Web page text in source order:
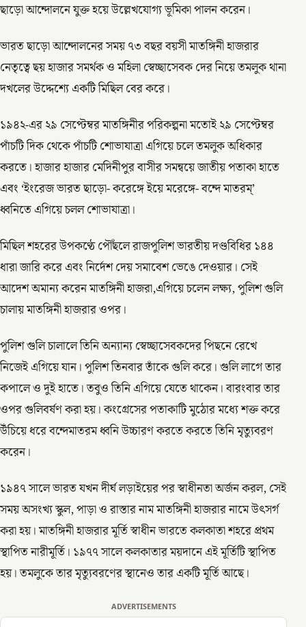
ছাড়ো আন্দোলনে যুক্ত হয়ে উল্লেখযোগ্য ভূমিকা পালন করেন।
ভারত ছাড়ো আন্দোলনের সময় ৭৩ বছর বয়সী মাতঙ্গিনী হাজরার
নেতৃত্বে ছয় হাজার সমর্থক ও মহিলা স্বেচ্ছাসেবক দের নিয়ে তমলুক থানা
দখলের উদ্দেশ্যে একটি মিছিল বের করে।
১৯৪২-এর ২৯ সেপ্টেম্বর মাতঙ্গিনীর পরিকল্পনা মতোই ২৯ সেপ্টেম্বর
পাঁচটি দিক থেকে পাঁচটি শোভাযাত্রা এগিয়ে চলে তমলুক অধিকার
করতে। হাজার হাজার মেদিনীপুর বাসীর সমন্বয়ে জাতীয় পতাকা হাতে
এবং ‘ইংরেজ ভারত ছাড়ো- করেঙ্গে ইয়ে মরেঙ্গে- বন্দে মাতরম্’
ধ্বনিতে এগিয়ে চলল শোভাযাত্রা।
মিছিল শহরের উপকণ্ঠে পৌঁছলে রাজপুলিশ ভারতীয় দণ্ডবিধির ১৪৪
ধারা জারি করে এবং নির্দেশ দেয় সমাবেশ ভেঙে দেওয়ার। সেই
আদেশ অমান্য করেন মাতঙ্গিনী হাজরা,এগিয়ে চলেন লক্ষ্য, পুলিশ গুলি
চালায় মাতঙ্গিনী হাজরার ওপর।
পুলিশ গুলি চালালে তিনি অন্যান্য স্বেচ্ছাসেবকদের পিছনে রেখে
নিজেই এগিয়ে যান। পুলিশ তিনবার তাঁকে গুলি করে। গুলি লাগে তার
কপালে ও দুই হাতে। তবুও তিনি এগিয়ে যেতে থাকেন। বারংবার তার
ওপর গুলিবর্ষণ করা হয়। কংগ্রেসের পতাকাটি মুঠোর মধ্যে শক্ত করে
উঁচিয়ে ধরে বন্দেমাতরম ধ্বনি উচ্চারণ করতে করতে তিনি মৃত্যুবরণ
করেন।
১৯৪৭ সালে ভারত যখন দীর্ঘ লড়াইয়ের পর স্বাধীনতা অর্জন করল, সেই
সময় অসংখ্য স্কুল, পাড়া ও রাস্তার নাম মাতঙ্গিনী হাজরার নামে উৎসর্গ
করা হয়। মাতঙ্গিনী হাজরার মূর্তি স্বাধীন ভারতে কলকাতা শহরে প্রথম
স্থাপিত নারীমূর্তি। ১৯৭৭ সালে কলকাতার ময়দানে এই মূর্তিটি স্থাপিত
হয়। তমলুকে তার মৃত্যুবরণের স্থানেও তার একটি মূর্তি আছে।
ADVERTISEMENTS